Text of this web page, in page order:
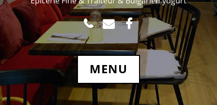
TEL MAIL FACEBOOK.COM
MENU